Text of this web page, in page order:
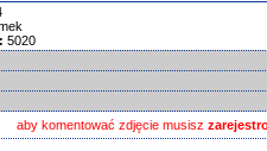
5020
aby komentować zdjęcie musisz